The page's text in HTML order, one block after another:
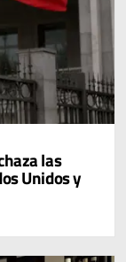
las
Unidos y